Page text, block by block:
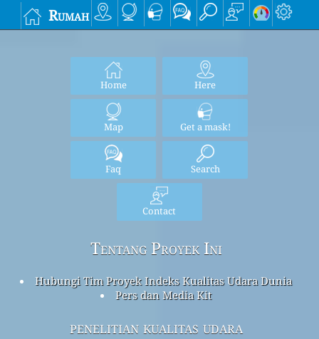
Rumah
Home Here
Map Get a mask!
Faq Search
Contact
Tentang Proyek Ini
Hubungi Tim Proyek Indeks Kualitas Udara Dunia
Pers dan Media Kit
penelitian kualitas udara